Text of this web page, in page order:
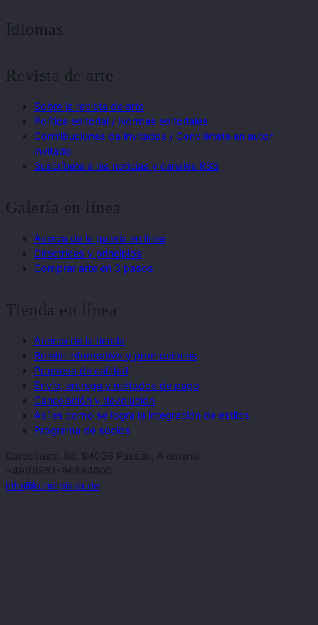
Idiomas
Revista de arte
Sobre la revista de arte
Política editorial / Normas editoriales
Contribuciones de invitados / Conviértete en autor
invitado
Suscríbete a las noticias y canales RSS
Galería en línea
Acerca de la galería en línea
Directrices y principios
Comprar arte en 3 pasos
Tienda en línea
Acerca de la tienda
Boletín informativo y promociones
Promesa de calidad
Envío, entrega y métodos de pago
Cancelación y devolución
Así es como se logra la integración de estilos
Programa de socios
Carossastr. 8d, 94036 Passau, Alemania
+49(0)851-96684600
info@kunstplaza.de